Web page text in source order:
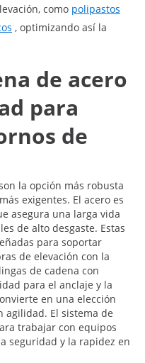
como polipastos
, optimizando así la
de acero
para
de
la opción más robusta
exigentes. El acero es
asegura una larga vida
de alto desgaste. Estas
para soportar
de elevación con la
de cadena con
para el anclaje y la
en una elección
El sistema de
trabajar con equipos
seguridad y la rapidez en